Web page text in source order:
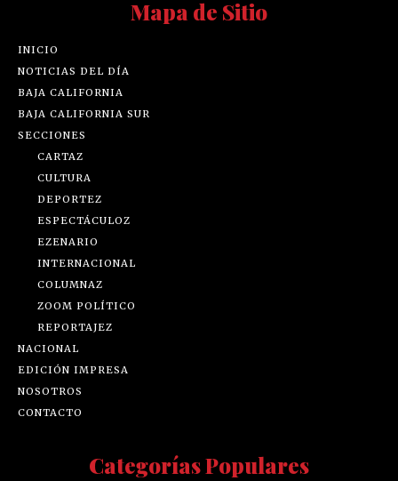
Mapa de Sitio
INICIO
NOTICIAS DEL DÍA
BAJA CALIFORNIA
BAJA CALIFORNIA SUR
SECCIONES
CARTAZ
CULTURA
DEPORTEZ
ESPECTÁCULOZ
EZENARIO
INTERNACIONAL
COLUMNAZ
ZOOM POLÍTICO
REPORTAJEZ
NACIONAL
EDICIÓN IMPRESA
NOSOTROS
CONTACTO
Categorías Populares